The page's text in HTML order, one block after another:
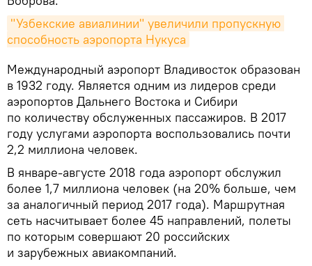
"Узбекские авиалинии" увеличили пропускную
способность аэропорта Нукуса
Международный аэропорт Владивосток образован
в 1932 году. Является одним из лидеров среди
аэропортов Дальнего Востока и Сибири
по количеству обслуженных пассажиров. В 2017
году услугами аэропорта воспользовались почти
2,2 миллиона человек.
В январе-августе 2018 года аэропорт обслужил
более 1,7 миллиона человек (на 20% больше, чем
за аналогичный период 2017 года). Маршрутная
сеть насчитывает более 45 направлений, полеты
по которым совершают 20 российских
и зарубежных авиакомпаний.